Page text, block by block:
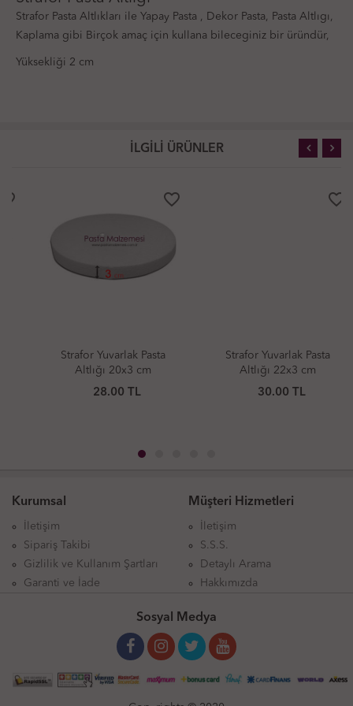
Strafor Pasta Altlıkları ile Yapay Pasta , Dekor Pasta, Pasta Altlıgı,
Kaplama gibi Birçok amaç için kullana bileceginiz bir üründür,
Yüksekliği 2 cm
İLGİLİ ÜRÜNLER
Strafor Yuvarlak Pasta
Altlığı 20x3 cm
28.00TL
Strafor Yuvarlak Pasta
Altlığı 22x3 cm
30.00TL
Kurumsal
İletişim
Sipariş Takibi
Gizlilik ve Kullanım Şartları
Garanti ve İade
Müşteri Hizmetleri
İletişim
S.S.S.
Detaylı Arama
Hakkımızda
Sosyal Medya